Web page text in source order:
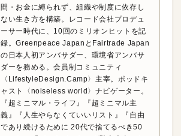
間・お金に縛られず、組織や制度に依存し
ない生き方を構築。レコード会社プロデュ
ーサー時代に、10回のミリオンヒットを記
録。Greenpeace JapanとFairtrade Japan
の日本人初アンバサダー、環境省アンバサ
ダーを務める。会員制コミュニティ
〈LifestyleDesign.Camp〉主宰。ポッドキ
ャスト〈‪noiseless‬ world〉ナビゲーター。
『超ミニマル・ライフ』『超ミニマル主
義』『人生やらなくていいリスト』『自由
であり続けるために 20代で捨てるべき50